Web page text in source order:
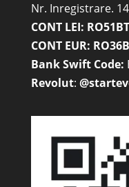
Nr. Inregistrare.
CONT LEI:
CONT EUR:
Bank Swift Code:
Revolut: